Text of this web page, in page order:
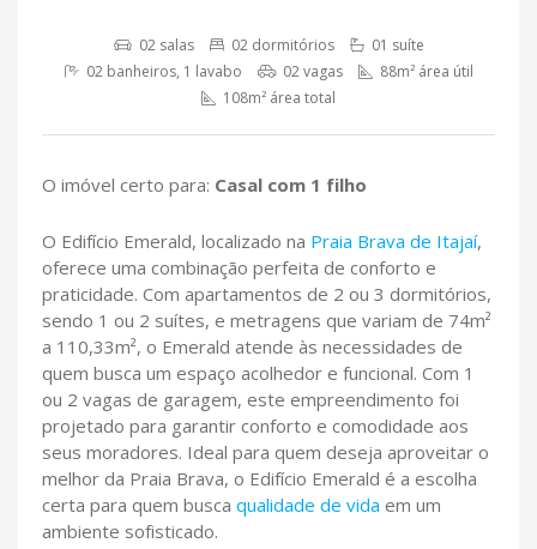
02 salas 02 dormitórios
01 suíte
02 banheiros, 1 lavabo
02 vagas
88m² área útil
108m² área total
O imóvel certo para: Casal com 1 filho
O Edifício Emerald, localizado na Praia Brava de Itajaí,
oferece uma combinação perfeita de conforto e
praticidade. Com apartamentos de 2 ou 3 dormitórios,
sendo 1 ou 2 suítes, e metragens que variam de 74m²
a 110,33m², o Emerald atende às necessidades de
quem busca um espaço acolhedor e funcional. Com 1
ou 2 vagas de garagem, este empreendimento foi
projetado para garantir conforto e comodidade aos
seus moradores. Ideal para quem deseja aproveitar o
melhor da Praia Brava, o Edifício Emerald é a escolha
certa para quem busca qualidade de vida em um
ambiente sofisticado.